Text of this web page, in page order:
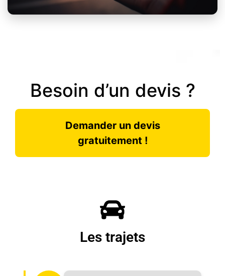
Besoin d’un devis ?
Demander un devis
gratuitement !
Les trajets